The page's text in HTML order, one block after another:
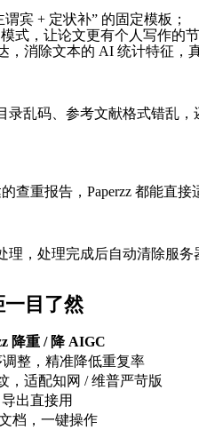
宾 + 定状补” 的固定模板；
式，让论文更有个人写作的节
消除文本的 AI 统计特征，
乱码、参考文献格式错乱
查重报告，Paperzz 都能直
，处理完成后自动清除服
一目了然
降重 / 降 AIGC
整，精准降低重复率
，适配知网 / 维普严苛版
出直接用
档，一键操作